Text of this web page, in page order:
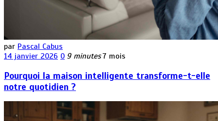
par Pascal Cabus
14 janvier 2026 0 9 minutes 7 mois
Pourquoi la maison intelligente transforme-t-elle
notre quotidien ?